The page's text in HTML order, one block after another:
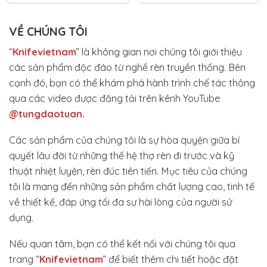
VỀ CHÚNG TÔI
“Knifevietnam” là không gian nơi chúng tôi giới thiệu
các sản phẩm độc đáo từ nghề rèn truyền thống. Bên
cạnh đó, bạn có thể khám phá hành trình chế tác thông
qua các video được đăng tải trên kênh YouTube
@tungdaotuan.
Các sản phẩm của chúng tôi là sự hòa quyện giữa bí
quyết lâu đời từ những thế hệ thợ rèn đi trước và kỹ
thuật nhiệt luyện, rèn đúc tiên tiến. Mục tiêu của chúng
tôi là mang đến những sản phẩm chất lượng cao, tinh tế
về thiết kế, đáp ứng tối đa sự hài lòng của người sử
dụng.
Nếu quan tâm, bạn có thể kết nối với chúng tôi qua
trang “Knifevietnam” để biết thêm chi tiết hoặc đặt